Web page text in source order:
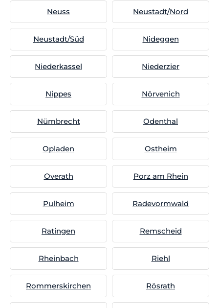
Neuss Neustadt/Nord
Neustadt/Süd Nideggen
Niederkassel Niederzier
Nippes Nörvenich
Nümbrecht Odenthal
Opladen Ostheim
Overath Porz am Rhein
Pulheim Radevormwald
Ratingen Remscheid
Rheinbach Riehl
Rommerskirchen Rösrath